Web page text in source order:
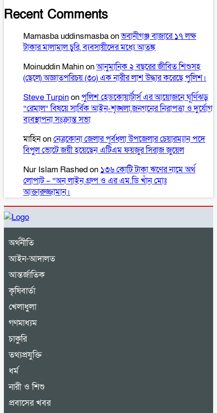
Recent Comments
Mamasba uddinsmasbaonভবানীগঞ্জ বাজারে ১৭ লক্ষ
টাকার মালামাল চুরি, ব্যবসায়ীদের মধ্যে আতঙ্ক
Moinuddin Mahinonআনুমানিক ২ বছরের জীবিত শিশুসহ
(ছেলে) অজ্ঞাতপরিচয় (৩০) এক নারীর লাশ উদ্ধার করেছে পুলিশ।
Steve Turpinonপুলিশ হেডকোয়ার্টার্স এর আয়োজনে ঘূর্ণিঝড়
“রেমাল” বিষয়ে সার্বিক আইন-শৃঙ্খলা,জনগনের নিরাপত্তা ও দুর্যোগ
ব্যবস্থাপনা সংক্রান্ত সভা
মাহিনonনেত্রকোনা জেলার পূর্বধলা উপজেলার চেয়ারম্যান পদে
বিপুল ভোটে জয়ী হয়েছেন এটিএম ফয়জুর সিরাজ জুয়েল
Nur Islam Rashedon ১৩৬ কোটি টাকা ঋণের নামে অর্থ
লোপাট – “অন লাইন গ্রুপ ও এর এম.ডি খাঁন মোঃ
আক্তারুজ্জামান।
অর্থনীতি
আইন-আদালত
আন্তর্জাতিক
কৃষিবার্তা
খেলাধুলা
গণমাধ্যম
চাকুরি
তথ্যপ্রযুক্তি
ধর্ম
নারী ও শিশু
প্রবাসের খবর